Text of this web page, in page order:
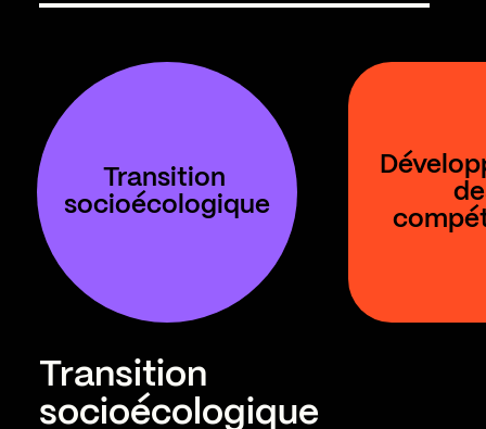
Transition
socioécologique
Transition
socioécologique